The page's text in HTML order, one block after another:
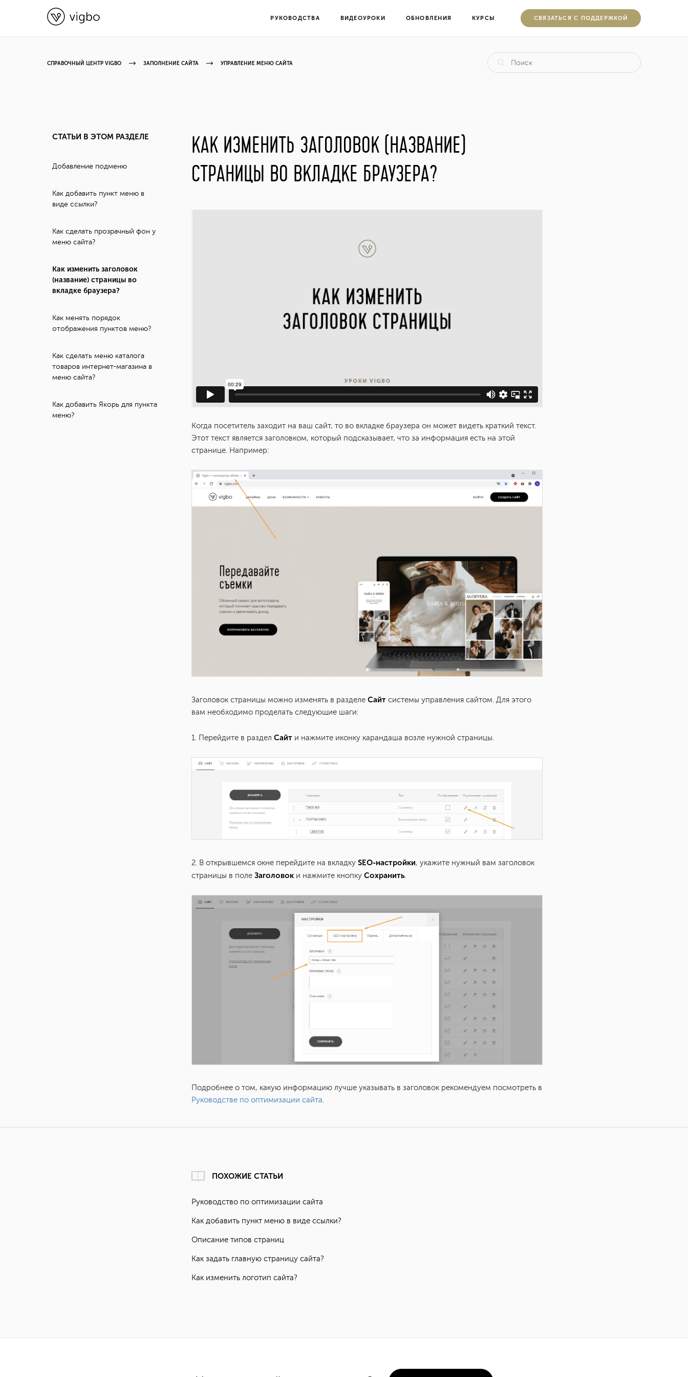
РУКОВОДСТВА ВИДЕОУРОКИ ОБНОВЛЕНИЯ КУРСЫ CВЯЗАТЬСЯ С ПОДДЕРЖКОЙ
СПРАВОЧНЫЙ ЦЕНТР VIGBO ЗАПОЛНЕНИЕ САЙТА УПРАВЛЕНИЕ МЕНЮ САЙТА
СТАТЬИ В ЭТОМ РАЗДЕЛЕ
Добавление подменю
Как добавить пункт меню в
виде ссылки?
Как сделать прозрачный фон у
меню сайта?
Как изменить заголовок
(название) страницы во
вкладке браузера?
Как менять порядок
отображения пунктов меню?
Как сделать меню каталога
товаров интернет-магазина в
меню сайта?
Как добавить Якорь для пункта
меню?
КАК ИЗМЕНИТЬ ЗАГОЛОВОК (НАЗВАНИЕ)
СТРАНИЦЫ ВО ВКЛАДКЕ БРАУЗЕРА?
Когда посетитель заходит на ваш сайт, то во вкладке браузера он может видеть краткий текст.
Этот текст является заголовком, который подсказывает, что за информация есть на этой
странице. Например:
Заголовок страницы можно изменять в разделе Сайт системы управления сайтом. Для этого
вам необходимо проделать следующие шаги:
1. Перейдите в раздел Сайт и нажмите иконку карандаша возле нужной страницы.
2. В открывшемся окне перейдите на вкладку SEO-настройки, укажите нужный вам заголовок
страницы в поле Заголовок и нажмите кнопку Сохранить.
Подробнее о том, какую информацию лучше указывать в заголовок рекомендуем посмотреть в
Руководстве по оптимизации сайта.
ПОХОЖИЕ СТАТЬИ
Руководство по оптимизации сайта
Как добавить пункт меню в виде ссылки?
Описание типов страниц
Как задать главную страницу сайта?
Как изменить логотип сайта?